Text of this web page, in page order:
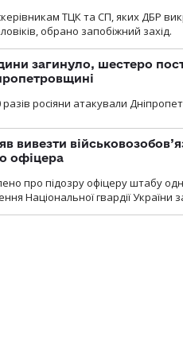
ТЦК та СП, яких ДБР
обрано запобіжний захід.
загинуло, шестеро
росіяни атакували
вивезти
офіцера
про підозру офіцеру штабу
Національної гвардії України